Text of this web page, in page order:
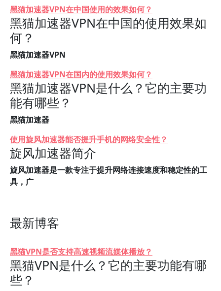
黑猫加速器VPN在中国使用的效果如何？
黑猫加速器VPN在中国的使用效果如
何？
黑猫加速器VPN
黑猫加速器VPN在国内的使用效果如何？
黑猫加速器VPN是什么？它的主要功
能有哪些？
黑猫加速器
使用旋风加速器能否提升手机的网络安全性？
旋风加速器简介
旋风加速器是一款专注于提升网络连接速度和稳定性的工
具，广
最新博客
黑猫VPN是否支持高速视频流媒体播放？
黑猫VPN是什么？它的主要功能有哪
些？